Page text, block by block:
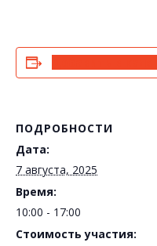
ПОДРОБНОСТИ
Дата:
7 августа, 2025
Время:
10:00 - 17:00
Стоимость участия: